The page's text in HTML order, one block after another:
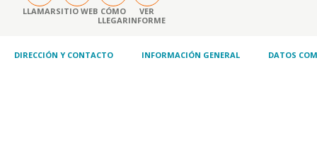
LLAMARSITIO WEB CÓMO
LLEGAR
VER
INFORME
DIRECCIÓN Y CONTACTO INFORMACIÓN GENERAL DATOS